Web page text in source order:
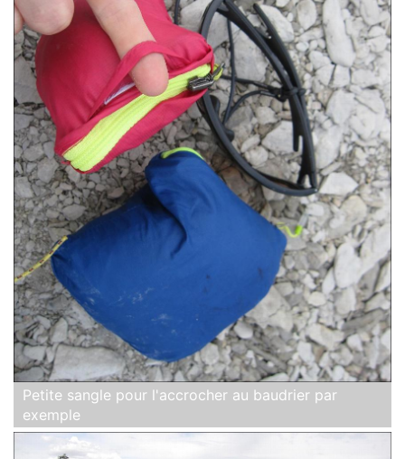
Petite sangle pour l'accrocher au baudrier par
exemple